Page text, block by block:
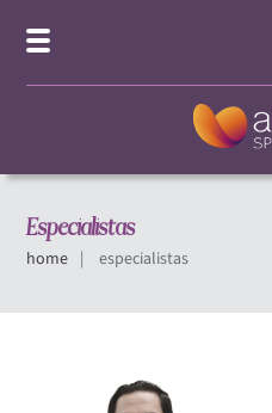
Especialistas
home especialistas